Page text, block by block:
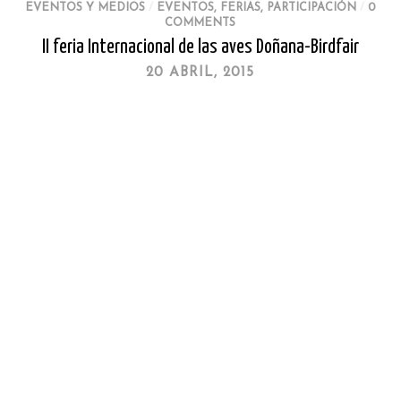
EVENTOS Y MEDIOS
EVENTOS, FERIAS, PARTICIPACIÓN
0
COMMENTS
II feria Internacional de las aves Doñana-Birdfair
20 ABRIL, 2015